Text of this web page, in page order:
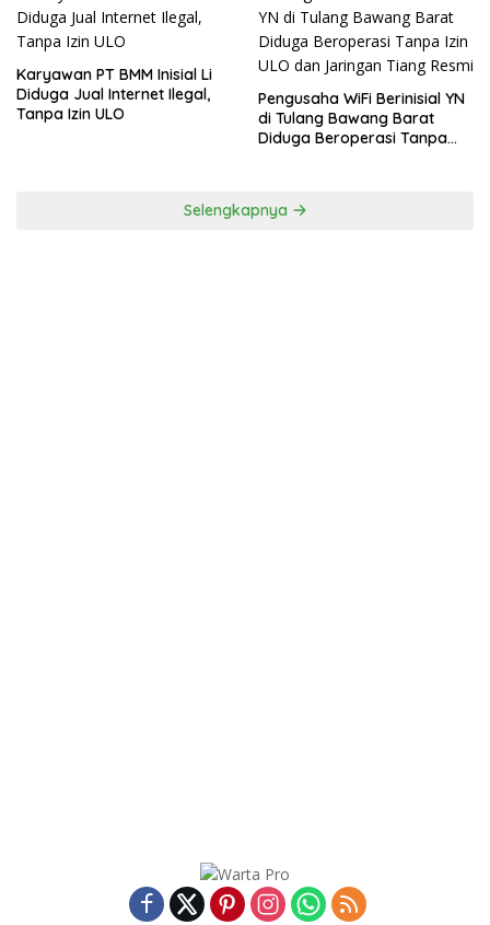
Karyawan PT BMM Inisial Li
Diduga Jual Internet Ilegal,
Tanpa Izin ULO
Pengusaha WiFi Berinisial YN
di Tulang Bawang Barat
Diduga Beroperasi Tanpa
Selengkapnya